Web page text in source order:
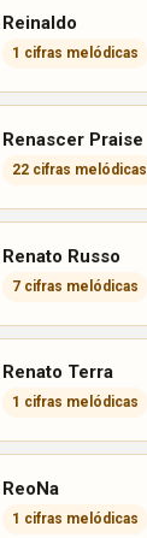
Reinaldo
1 cifras melódicas
Renascer Praise
22 cifras melódicas
Renato Russo
7 cifras melódicas
Renato Terra
1 cifras melódicas
ReoNa
1 cifras melódicas